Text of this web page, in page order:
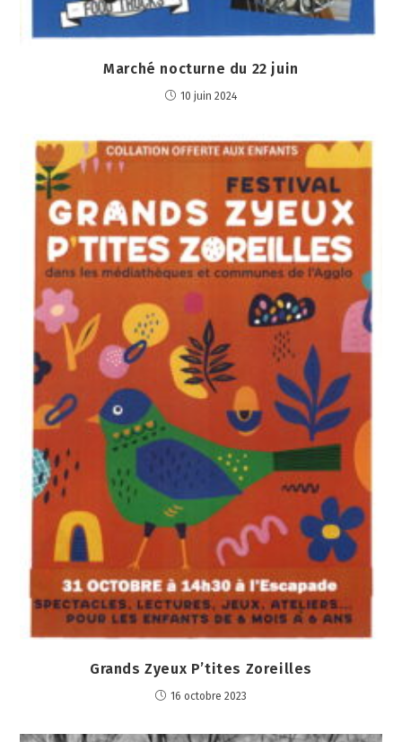
Marché nocturne du 22 juin
10 juin 2024
Grands Zyeux P’tites Zoreilles
16 octobre 2023